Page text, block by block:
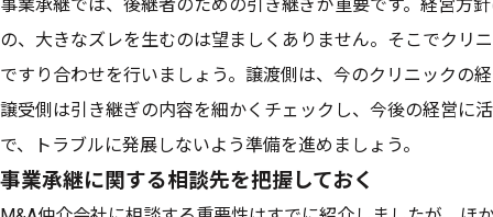
事業承継では、後継者のための引き継ぎが重要です。経営方
の、大きなズレを生むのは望ましくありません。そこでクリ
ですり合わせを行いましょう。譲渡側は、今のクリニックの
譲受側は引き継ぎの内容を細かくチェックし、今後の経営に
で、トラブルに発展しないよう準備を進めましょう。
事業承継に関する相談先を把握しておく